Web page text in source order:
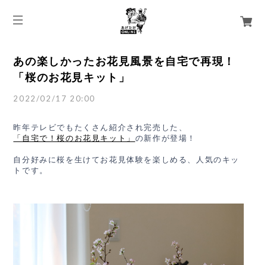
あの楽しかったお花見風景を自宅で再現！
「桜のお花見キット」
2022/02/17 20:00
昨年テレビでもたくさん紹介され完売した、
「自宅で！桜のお花見キット」 の新作が登場！
自分好みに桜を生けてお花見体験を楽しめる、人気のキッ
トです。